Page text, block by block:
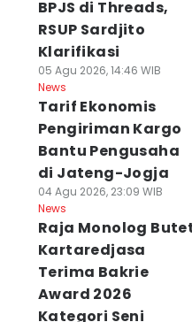
BPJS di Threads,
RSUP Sardjito
Klarifikasi
05 Agu 2026, 14:46 WIB
News
Tarif Ekonomis
Pengiriman Kargo
Bantu Pengusaha
di Jateng-Jogja
04 Agu 2026, 23:09 WIB
News
Raja Monolog
Kartaredjasa
Terima Bakrie
Award 2026
Kategori Seni